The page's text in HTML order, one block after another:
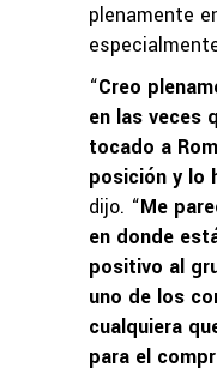
plenamente
“Creo
en las veces
tocado a
posición y lo
dijo. “Me
en donde
positivo al
uno de los
cualquiera
para el